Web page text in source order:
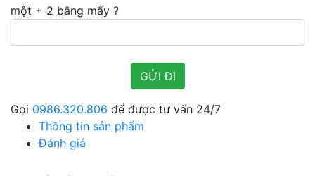
một + 2 bằng mấy ?
Gọi 0986.320.806 để được tư vấn 24/7
Thông tin sản phẩm
Đánh giá